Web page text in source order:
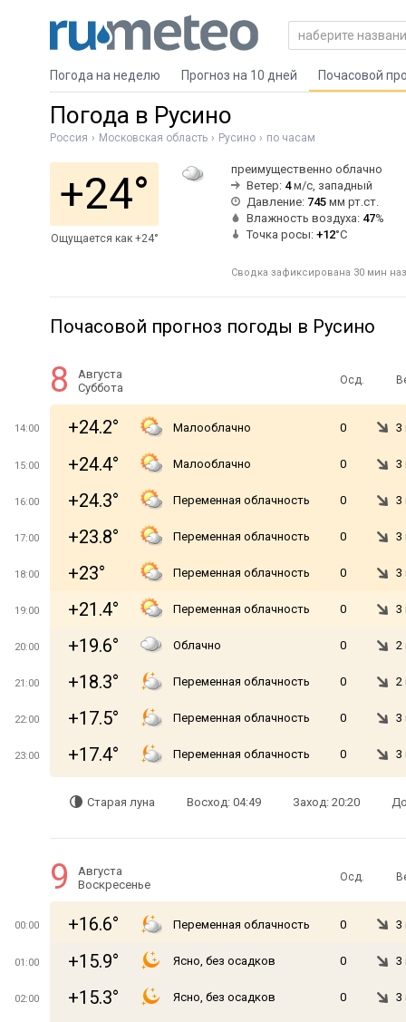
Погода на неделю Прогноз на 10 дней Почасовой
Погода в Русино
Россия Московская область Русино по часам
+24°
Ощущается как +24°
преимущественно облачно
Ветер: 4м/с, западный
Давление: 745 мм рт.ст.
Влажность воздуха: 47%
Точка росы: +12°C
Сводка зафиксирована 30 мин
Почасовой прогноз погоды в Русино
8
Августа
Суббота
Осд.
14:00 +24.2° Малооблачно 0 3
15:00 +24.4° Малооблачно 0 3
16:00 +24.3° Переменная облачность 0 3
17:00 +23.8° Переменная облачность 0 3
18:00 +23° Переменная облачность 0 3
19:00 +21.4° Переменная облачность 0 3
20:00 +19.6° Облачно 0 2
21:00 +18.3° Переменная облачность 0 2
22:00 +17.5° Переменная облачность 0 3
23:00 +17.4° Переменная облачность 0 3
Старая луна Восход: 04:49 Заход: 20:20
9
Августа
Воскресенье
Осд.
00:00 +16.6° Переменная облачность 0 3
01:00 +15.9° Ясно, без осадков 0 3
02:00 +15.3° Ясно, без осадков 0 3